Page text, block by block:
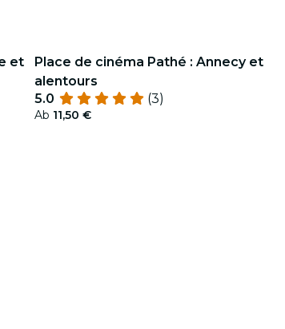
et
Place de cinéma Pathé : Annecy et
alentours
5.0
(3)
Ab 11,50 €